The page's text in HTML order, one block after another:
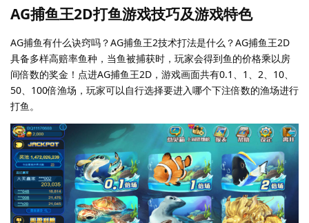
AG捕鱼王2D打鱼游戏技巧及游戏特色
AG捕鱼有什么诀窍吗？AG捕鱼王2技术打法是什么？AG捕鱼王2D
具备多样高赔率鱼种，当鱼被捕获时，玩家会得到鱼的价格乘以房
间倍数的奖金！点进AG捕鱼王2D，游戏画面共有0.1、1、2、10、
50、100倍渔场，玩家可以自行选择要进入哪个下注倍数的渔场进行
打鱼。